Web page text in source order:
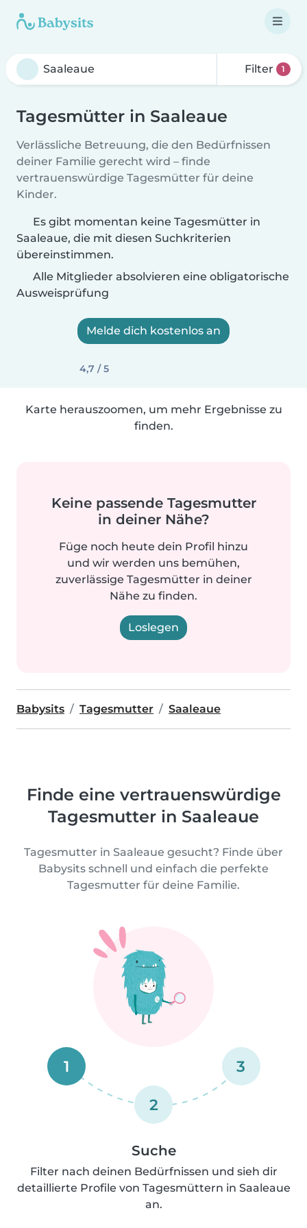
Filter 1
Tagesmütter in Saaleaue
Verlässliche Betreuung, die den Bedürfnissen
deiner Familie gerecht wird – finde
vertrauenswürdige Tagesmütter für deine
Kinder.
Es gibt momentan keine Tagesmütter in
Saaleaue, die mit diesen Suchkriterien
übereinstimmen.
Alle Mitglieder absolvieren eine obligatorische
Ausweisprüfung
Melde dich kostenlos an
4,7 / 5
Karte herauszoomen, um mehr Ergebnisse zu
finden.
Keine passende Tagesmutter
in deiner Nähe?
Füge noch heute dein Profil hinzu
und wir werden uns bemühen,
zuverlässige Tagesmütter in deiner
Nähe zu finden.
Loslegen
Babysits Tagesmutter Saaleaue
Finde eine vertrauenswürdige
Tagesmutter in Saaleaue
Tagesmutter in Saaleaue gesucht? Finde über
Babysits schnell und einfach die perfekte
Tagesmutter für deine Familie.
1
2
3
Suche
Filter nach deinen Bedürfnissen und sieh dir
detaillierte Profile von Tagesmüttern in Saaleaue
an.